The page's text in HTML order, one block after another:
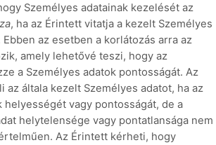
Személyes adatainak kezelését az
, ha az Érintett vitatja a kezelt Személyes
az esetben a korlátozás arra az
amely lehetővé teszi, hogy az
a Személyes adatok pontosságát. Az
az általa kezelt Személyes adatot, ha az
helyességét vagy pontosságát, de a
helytelensége vagy pontatlansága nem
Az Érintett kérheti, hogy